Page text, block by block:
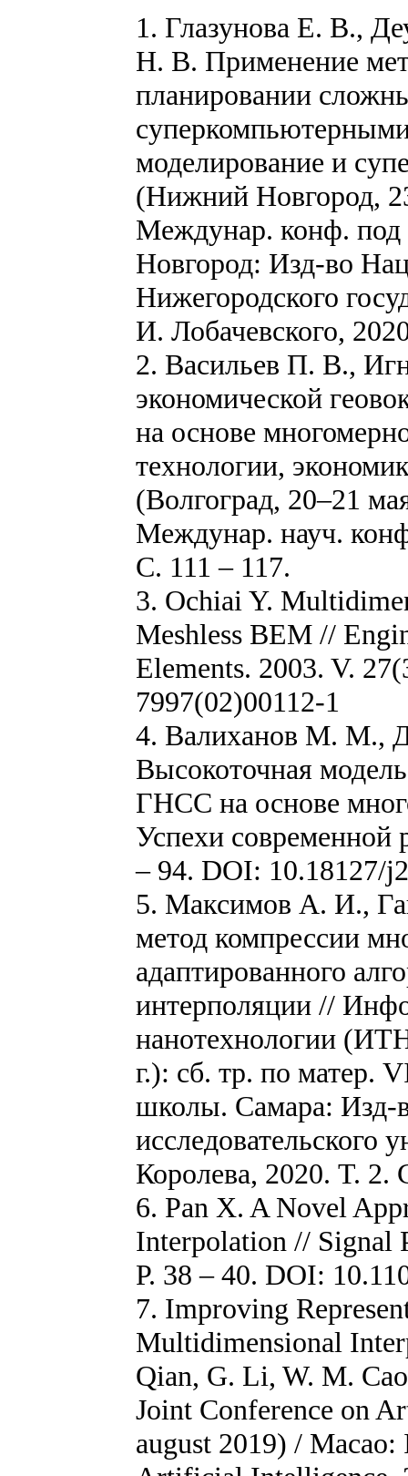
1. Глазунова Е. В.,
Н. В. Применение
планировании
моделирование и
(Нижний Новгород,
Междунар. конф.
Новгород: Изд-во
Нижегородского
И. Лобачевского,
2. Васильев П. В.,
экономической
на основе
технологии,
(Волгоград, 20–21
Междунар. науч.
С. 111 – 117.
3. Ochiai Y.
Meshless BEM //
Elements. 2003. V.
7997(02)00112-1
4. Валиханов М. М.,
Высокоточная
ГНСС на основе
Успехи
– 94. DOI: 10.18127/
5. Максимов А. И.,
метод компрессии
адаптированного
интерполяции //
нанотехнологии
г.): сб. тр. по матер.
школы. Самара: Изд-
исследовательского
Королева, 2020. Т. 2.
6. Pan X. A Novel
Interpolation // Signal
P. 38 – 40. DOI:
7. Improving
Multidimensional
Qian, G. Li, W. M.
Joint Conference on
august 2019) /